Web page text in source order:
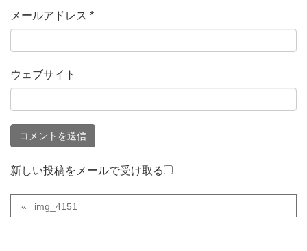
メールアドレス *
ウェブサイト
新しい投稿をメールで受け取る
img_4151